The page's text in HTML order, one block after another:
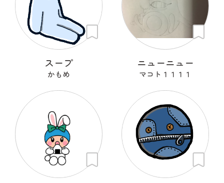
スープ
かもめ
ニューニュー
マコト１１１１